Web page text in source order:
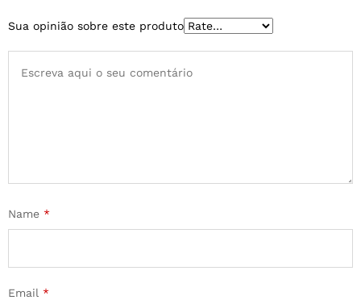
Sua opinião sobre este produto
Name *
Email *